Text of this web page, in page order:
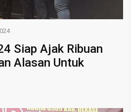
Siap Ajak Ribuan
Alasan Untuk